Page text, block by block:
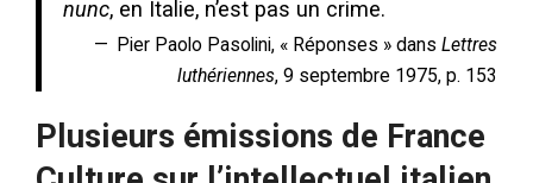
nunc, en Italie, n’est pas un crime.
Pier Paolo Pasolini, « Réponses » dans Lettres
luthériennes, 9 septembre 1975, p. 153
Plusieurs émissions de France